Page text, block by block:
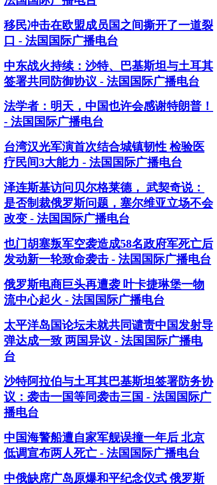
移民冲击在欧盟成员国之间撕开了一道裂
口 - 法国国际广播电台
中东战火持续：沙特、巴基斯坦与土耳其
签署共同防御协议 - 法国国际广播电台
法学者：明天，中国也许会感谢特朗普！
- 法国国际广播电台
台湾汉光军演首次结合城镇韧性 检验医
疗民间3大能力 - 法国国际广播电台
泽连斯基访问贝尔格莱德， 武契奇说：
是否制裁俄罗斯问题，塞尔维亚立场不会
改变 - 法国国际广播电台
也门胡塞叛军空袭造成58名政府军死亡后
发动新一轮致命袭击 - 法国国际广播电台
俄罗斯电商巨头再遭袭 叶卡捷琳堡一物
流中心起火 - 法国国际广播电台
太平洋岛国论坛未就共同谴责中国发射导
弹达成一致 两国异议 - 法国国际广播电
台
沙特阿拉伯与土耳其巴基斯坦签署防务协
议：袭击一国等同袭击三国 - 法国国际广
播电台
中国海警船遭自家军舰误撞一年后 北京
低调宣布两人死亡 - 法国国际广播电台
中俄缺席广岛原爆和平纪念仪式 俄罗斯